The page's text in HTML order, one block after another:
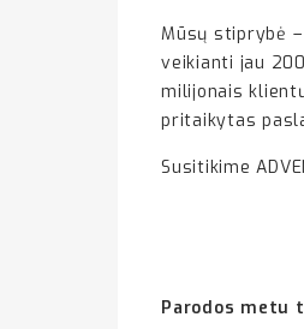
Mūsų stiprybė
veikianti jau
milijonais
pritaikytas
Susitikime
Parodos metu